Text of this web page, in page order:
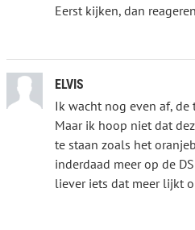
Eerst kijken, dan
ELVIS
Ik wacht nog even af,
Maar ik hoop niet dat
te staan zoals het
inderdaad meer op de
liever iets dat meer lijkt